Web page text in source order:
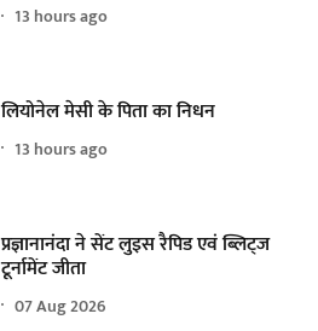
13 hours ago
लियोनेल मेसी के पिता का निधन
13 hours ago
प्रज्ञानानंदा ने सेंट लुइस रैपिड एवं ब्लिट्ज
टूर्नामेंट जीता
07 Aug 2026